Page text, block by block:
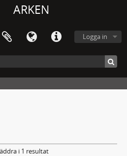
ARKEN
Logga in
i 1 resultat